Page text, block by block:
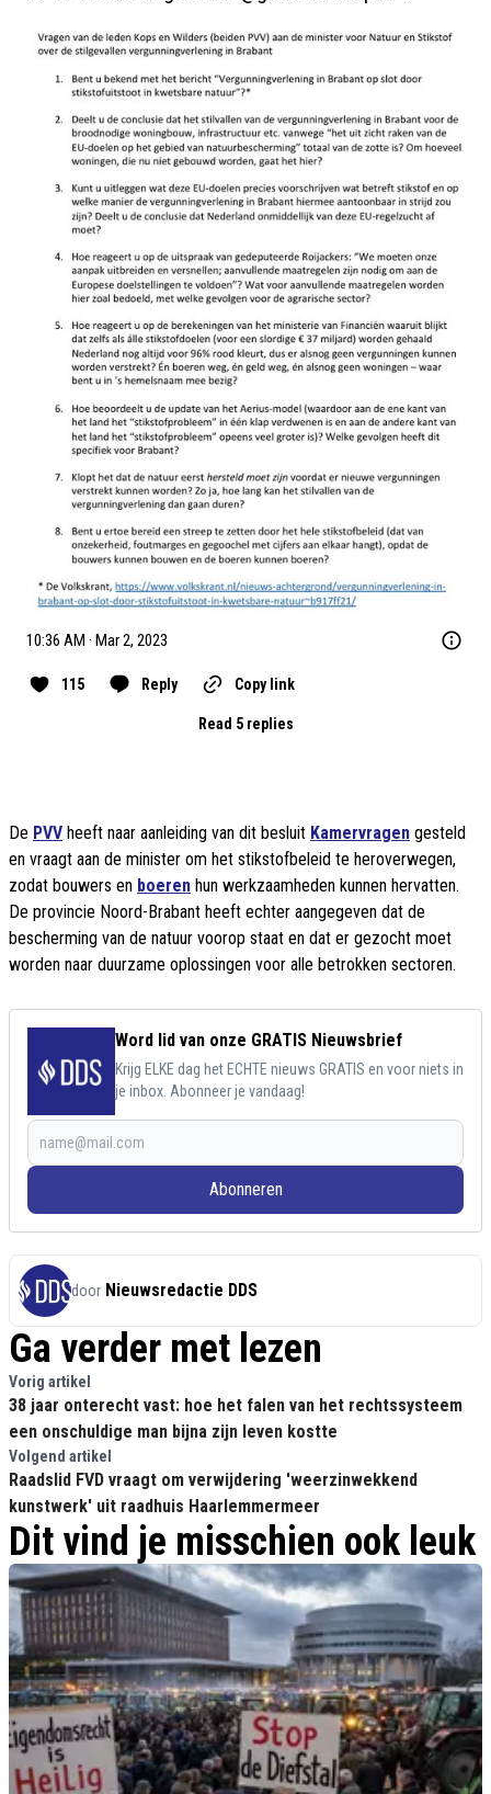
10:36 AM · Mar 2, 2023
115 Reply Copy link
Read 5 replies
De PVV heeft naar aanleiding van dit besluit Kamervragen gesteld
en vraagt aan de minister om het stikstofbeleid te heroverwegen,
zodat bouwers en boeren hun werkzaamheden kunnen hervatten.
De provincie Noord-Brabant heeft echter aangegeven dat de
bescherming van de natuur voorop staat en dat er gezocht moet
worden naar duurzame oplossingen voor alle betrokken sectoren.
Word lid van onze GRATIS Nieuwsbrief
Krijg ELKE dag het ECHTE nieuws GRATIS en voor niets in
je inbox. Abonneer je vandaag!
Abonneren
door Nieuwsredactie DDS
Ga verder met lezen
Vorig artikel
38 jaar onterecht vast: hoe het falen van het rechtssysteem
een onschuldige man bijna zijn leven kostte
Volgend artikel
Raadslid FVD vraagt om verwijdering 'weerzinwekkend
kunstwerk' uit raadhuis Haarlemmermeer
Dit vind je misschien ook leuk